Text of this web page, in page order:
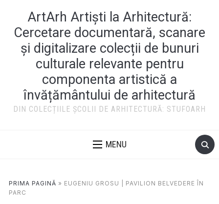
ArtArh Artiști la Arhitectură:
Cercetare documentară, scanare
și digitalizare colecții de bunuri
culturale relevante pentru
componenta artistică a
învățământului de arhitectură
DIN COLECȚIILE ȘCOLII DE ARHITECTURĂ: STUFOARH
MENU
PRIMA PAGINĂ » EUGENIU GROSU | PAVILION BELVEDERE ÎN
PARC